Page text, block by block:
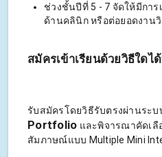
ช่วงชั้นปีที่ 5 - 7 จัดให้มีกา
ด้านคลินิก หรือต่อยอดงาน
สมัครเข้าเรียนด้วยวิธีใดไ
รับสมัครโดยวิธีรับตรงผ่านระบ
Portfolio และพิจารณาคัดเลื
สัมภาษณ์แบบ Multiple Mini